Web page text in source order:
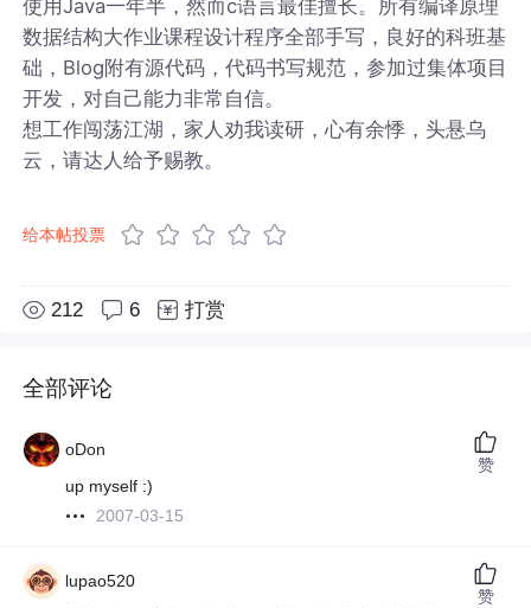
使用Java一年半，然而c语言最佳擅长。所有编译原理
数据结构大作业课程设计程序全部手写，良好的科班基
础，Blog附有源代码，代码书写规范，参加过集体项目
开发，对自己能力非常自信。
想工作闯荡江湖，家人劝我读研，心有余悸，头悬乌
云，请达人给予赐教。
给本帖投票
212 6 打赏
全部评论
oDon
up myself :)
2007-03-15
赞
lupao520
赞